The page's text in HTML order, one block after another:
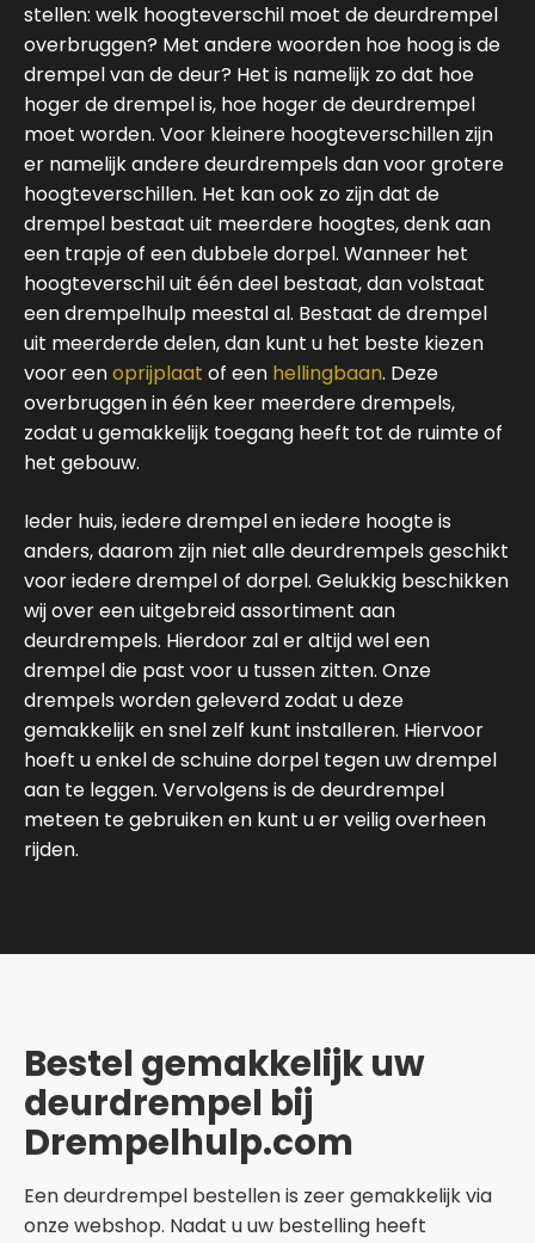
stellen: welk hoogteverschil moet de deurdrempel
overbruggen? Met andere woorden hoe hoog is de
drempel van de deur? Het is namelijk zo dat hoe
hoger de drempel is, hoe hoger de deurdrempel
moet worden. Voor kleinere hoogteverschillen zijn
er namelijk andere deurdrempels dan voor grotere
hoogteverschillen. Het kan ook zo zijn dat de
drempel bestaat uit meerdere hoogtes, denk aan
een trapje of een dubbele dorpel. Wanneer het
hoogteverschil uit één deel bestaat, dan volstaat
een drempelhulp meestal al. Bestaat de drempel
uit meerderde delen, dan kunt u het beste kiezen
voor eenoprijplaat of een hellingbaan. Deze
overbruggen in één keer meerdere drempels,
zodat u gemakkelijk toegang heeft tot de ruimte of
het gebouw.
Ieder huis, iedere drempel en iedere hoogte is
anders, daarom zijn niet alle deurdrempels geschikt
voor iedere drempel of dorpel. Gelukkig beschikken
wij over een uitgebreid assortiment aan
deurdrempels. Hierdoor zal er altijd wel een
drempel die past voor u tussen zitten. Onze
drempels worden geleverd zodat u deze
gemakkelijk en snel zelf kunt installeren. Hiervoor
hoeft u enkel de schuine dorpel tegen uw drempel
aan te leggen. Vervolgens is de deurdrempel
meteen te gebruiken en kunt u er veilig overheen
rijden.
Bestel gemakkelijk uw
deurdrempel bij
Drempelhulp.com
Een deurdrempel bestellen is zeer gemakkelijk via
onze webshop. Nadat u uw bestelling heeft